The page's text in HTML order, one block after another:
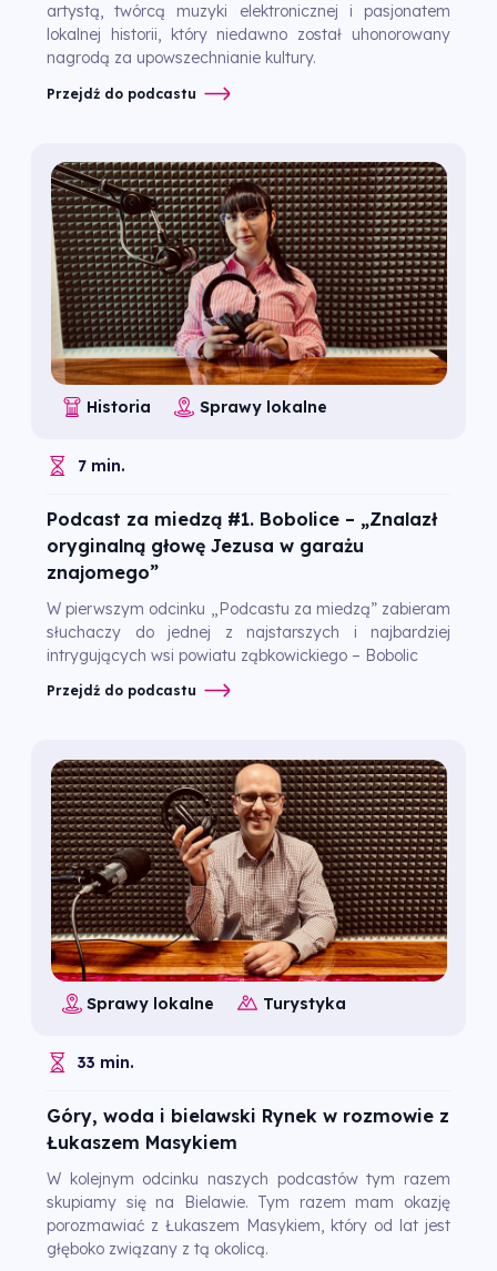
artystą, twórcą muzyki elektronicznej i pasjonatem
lokalnej historii, który niedawno został uhonorowany
nagrodą za upowszechnianie kultury.
Przejdź do podcastu
Historia Sprawy lokalne
7 min.
Podcast za miedzą #1. Bobolice – „Znalazł
oryginalną głowę Jezusa w garażu
znajomego”
W pierwszym odcinku „Podcastu za miedzą” zabieram
słuchaczy do jednej z najstarszych i najbardziej
intrygujących wsi powiatu ząbkowickiego – Bobolic
Przejdź do podcastu
Sprawy lokalne Turystyka
33 min.
Góry, woda i bielawski Rynek w rozmowie z
Łukaszem Masykiem
W kolejnym odcinku naszych podcastów tym razem
skupiamy się na Bielawie. Tym razem mam okazję
porozmawiać z Łukaszem Masykiem, który od lat jest
głęboko związany z tą okolicą.